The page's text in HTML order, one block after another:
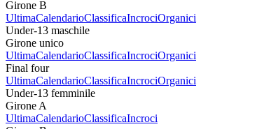
Girone B
UltimaCalendarioClassificaIncrociOrganici
Under-13 maschile
Girone unico
UltimaCalendarioClassificaIncrociOrganici
Final four
UltimaCalendarioClassificaIncrociOrganici
Under-13 femminile
Girone A
UltimaCalendarioClassificaIncroci